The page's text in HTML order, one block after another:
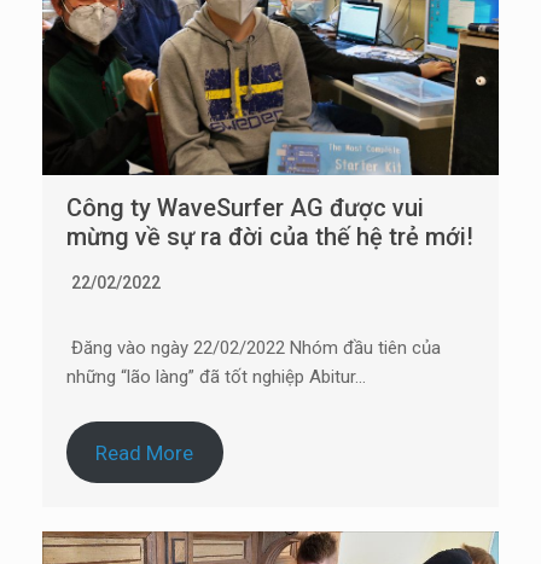
Công ty WaveSurfer AG được vui
mừng về sự ra đời của thế hệ trẻ mới!
22/02/2022
Đăng vào ngày 22/02/2022 Nhóm đầu tiên của
những “lão làng” đã tốt nghiệp Abitur…
Read More